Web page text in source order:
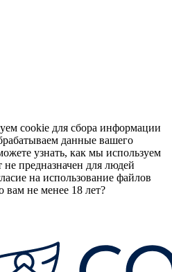
cookie для сбора информации
данные вашего
узнать, как мы используем
предназначен для людей
на использование файлов
вам не менее 18 лет?